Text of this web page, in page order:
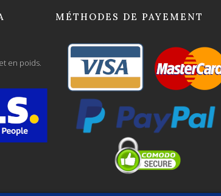
en poids.
MÉTHODES DE PAYEMENT